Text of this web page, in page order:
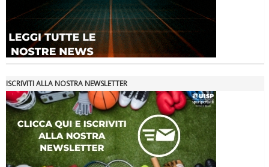
Ddl Lobby, Uisp: “Il Parlamento valorizzi le nostre specificità"
ISCRIVITI ALLA NOSTRA NEWSLETTER